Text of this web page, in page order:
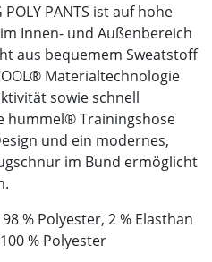
POLY PANTS ist auf hohe
Innen- und Außenbereich
aus bequemem Sweatstoff
Materialtechnologie
sowie schnell
hummel® Trainingshose
und ein modernes,
im Bund ermöglicht
% Polyester, 2 % Elasthan
% Polyester